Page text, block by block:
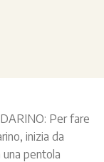
Per fare
inizia da
pentola